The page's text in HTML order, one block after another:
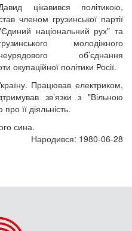
цікавився політикою,
членом грузинської партії
національний рух" та
молодіжного
об’єднання
окупаційної політики Росії.
Працював електриком,
зв’язки з "Вільною
її діяльність.
сина.
Народився: 1980-06-28